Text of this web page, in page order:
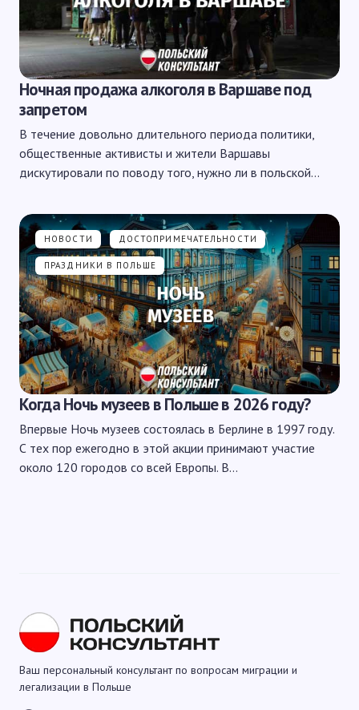
Ночная продажа алкоголя в Варшаве под
запретом
В течение довольно длительного периода политики,
общественные активисты и жители Варшавы
дискутировали по поводу того, нужно ли в польской…
НОВОСТИ ДОСТОПРИМЕЧАТЕЛЬНОСТИ
ПРАЗДНИКИ В ПОЛЬШЕ
Когда Ночь музеев в Польше в 2026 году?
Впервые Ночь музеев состоялась в Берлине в 1997 году.
С тех пор ежегодно в этой акции принимают участие
около 120 городов со всей Европы. В…
Ваш персональный консультант по вопросам миграции и
легализации в Польше